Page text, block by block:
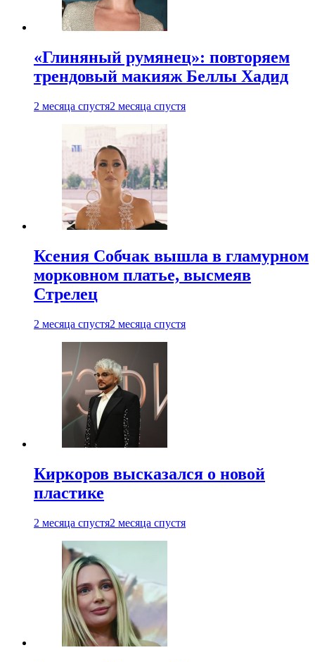
«Глиняный румянец»: повторяем
трендовый макияж Беллы Хадид
2 месяца спустя2 месяца спустя
Ксения Собчак вышла в гламурном
морковном платье, высмеяв
Стрелец
2 месяца спустя2 месяца спустя
Киркоров высказался о новой
пластике
2 месяца спустя2 месяца спустя